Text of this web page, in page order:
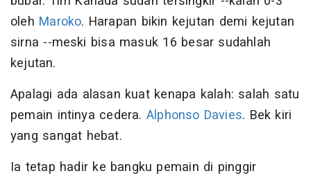
oleh Maroko. Harapan bikin kejutan demi kejutan
sirna --meski bisa masuk 16 besar sudahlah
kejutan.
Apalagi ada alasan kuat kenapa kalah: salah satu
pemain intinya cedera. Alphonso Davies. Bek kiri
yang sangat hebat.
Ia tetap hadir ke bangku pemain di pinggir